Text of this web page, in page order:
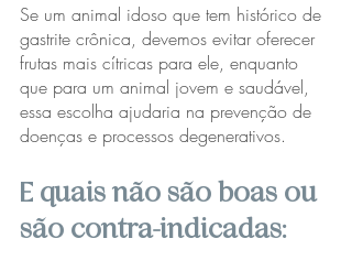
Se um animal idoso que tem histórico de
gastrite crônica, devemos evitar oferecer
frutas mais cítricas para ele, enquanto
que para um animal jovem e saudável,
essa escolha ajudaria na prevenção de
doenças e processos degenerativos.
E quais não são boas ou
são contra-indicadas: